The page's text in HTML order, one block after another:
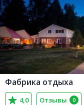
Фабрика отдыха
4,0 Отзывы 0